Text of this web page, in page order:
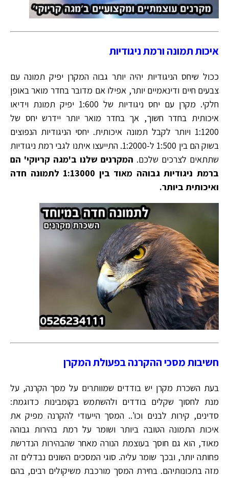
איכות תמונה ורמת ניגודיות
ככול שיחס הניגודיות יהיה יותר גבוה המקרן יפיק תמונה עם
צבעים חיים ודינאמיים יותר, אפילו אם מדובר בחדר מואר באופן
חלקי. מקרן עם יחס ניגודיות של 1:600 יפיק תמונת וידיאו
איכותית בחדר חשוך, אך בחדר מואר יותר יידרש יחס של
1:1200 ויותר לקבל תמונה איכותית. יחסי הניגודיות הנפוצים
בשוק הם בין 1:500 ל-1:2000. התייעצו איתנו לגבי רמת ניגודיות
שתתאים לצרכים שלכם. המקרנים שלנו ב'מגה קריוקי' הם
ברמת ניגודיות גבוהה מאוד בין 1:13000 לתמונה חדה
ואיכותית ביותר.
חשיבות מסכי ההקרנה בפעולת המקרן
בעת השכרת מקרן יש בודדים שמוותרים על מסך הקרנה, על
מנת לחסוך שקלים בודדים ולהשתמש בקומבינות כדוגמת:
סדינים, קירות לבנים וכו'.. המסך הייעודי להקרנה מפיק את
איכות התמונה הטובה ביותר ושומר על רמת בהירות גבוהה
מאוד, הוא גם חוסך בעוצמת הנורה מאחר שהבהירות הנדרשת
פחותה יותר, ובכך שומר עליה. סוגי המסכים השונים נבדלים זה
מזה בתכונותיהם. בחירת המסך מורכבת משיקולים רבים, בהם